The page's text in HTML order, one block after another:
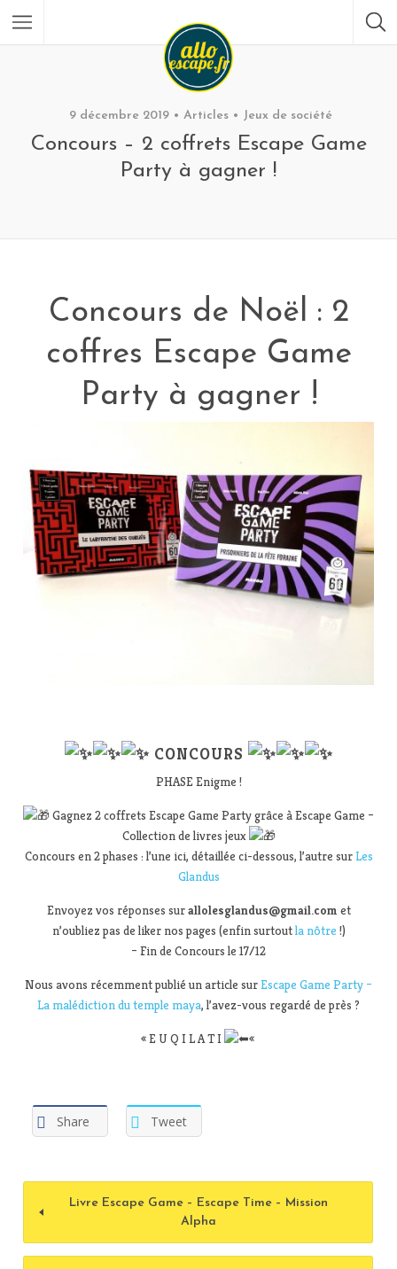
9 décembre 2019 Articles Jeux de société
Concours – 2 coffrets Escape Game
Party à gagner !
Concours de Noël : 2
coffres Escape Game
Party à gagner !
CONCOURS
PHASE Enigme !
Gagnez 2 coffrets Escape Game Party grâce à Escape Game –
Collection de livres jeux
Concours en 2 phases : l’une ici, détaillée ci-dessous, l’autre surLes
Glandus
Envoyez vos réponses surallolesglandus@gmail.com et
n’oubliez pas de liker nos pages (enfin surtoutla nôtre !)
– Fin de Concours le 17/12
Nous avons récemment publié un article surEscape Game Party –
La malédiction du temple maya, l’avez-vous regardé de près ?
« E U Q I L A T I «
Share Tweet
Livre Escape Game – Escape Time – Mission
Alpha